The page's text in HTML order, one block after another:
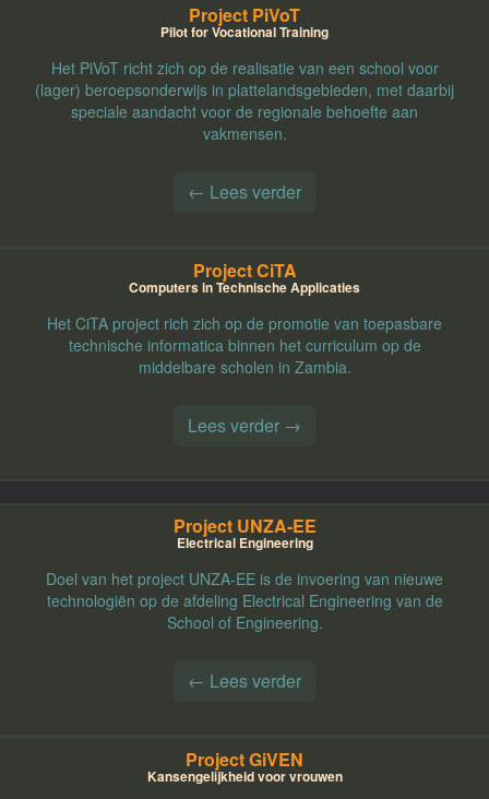
Project PiVoT
Pilot for Vocational Training
Het PiVoT richt zich op de realisatie van een school voor
(lager) beroepsonderwijs in plattelandsgebieden, met daarbij
speciale aandacht voor de regionale behoefte aan
vakmensen.
← Lees verder
Project CiTA
Computers in Technische Applicaties
Het CiTA project rich zich op de promotie van toepasbare
technische informatica binnen het curriculum op de
middelbare scholen in Zambia.
Lees verder →
Project UNZA-EE
Electrical Engineering
Doel van het project UNZA-EE is de invoering van nieuwe
technologiën op de afdeling Electrical Engineering van de
School of Engineering.
← Lees verder
Project GiVEN
Kansengelijkheid voor vrouwen